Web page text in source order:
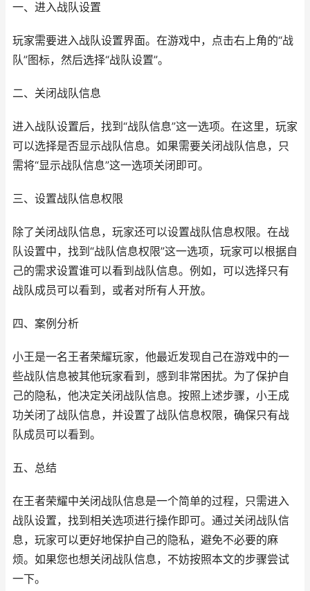
一、进入战队设置
玩家需要进入战队设置界面。在游戏中，点击右上角的“战
队”图标，然后选择“战队设置”。
二、关闭战队信息
进入战队设置后，找到“战队信息”这一选项。在这里，玩家
可以选择是否显示战队信息。如果需要关闭战队信息，只
需将“显示战队信息”这一选项关闭即可。
三、设置战队信息权限
除了关闭战队信息，玩家还可以设置战队信息权限。在战
队设置中，找到“战队信息权限”这一选项，玩家可以根据自
己的需求设置谁可以看到战队信息。例如，可以选择只有
战队成员可以看到，或者对所有人开放。
四、案例分析
小王是一名王者荣耀玩家，他最近发现自己在游戏中的一
些战队信息被其他玩家看到，感到非常困扰。为了保护自
己的隐私，他决定关闭战队信息。按照上述步骤，小王成
功关闭了战队信息，并设置了战队信息权限，确保只有战
队成员可以看到。
五、总结
在王者荣耀中关闭战队信息是一个简单的过程，只需进入
战队设置，找到相关选项进行操作即可。通过关闭战队信
息，玩家可以更好地保护自己的隐私，避免不必要的麻
烦。如果您也想关闭战队信息，不妨按照本文的步骤尝试
一下。